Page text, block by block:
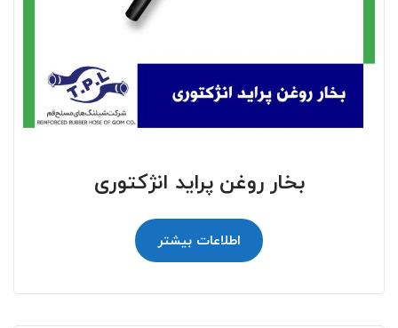
بخار روغن پراید انژکتوری
اطلاعات بیشتر